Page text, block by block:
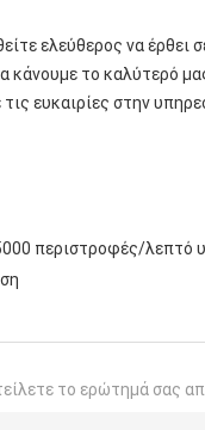
ελεύθερος να έρθει
το καλύτερό
ευκαιρίες στην
περιστροφές/λεπτό
το ερώτημά σας